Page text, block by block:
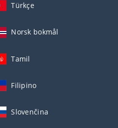
Türkçe
Norsk bokmål
Tamil
Filipino
Slovenčina